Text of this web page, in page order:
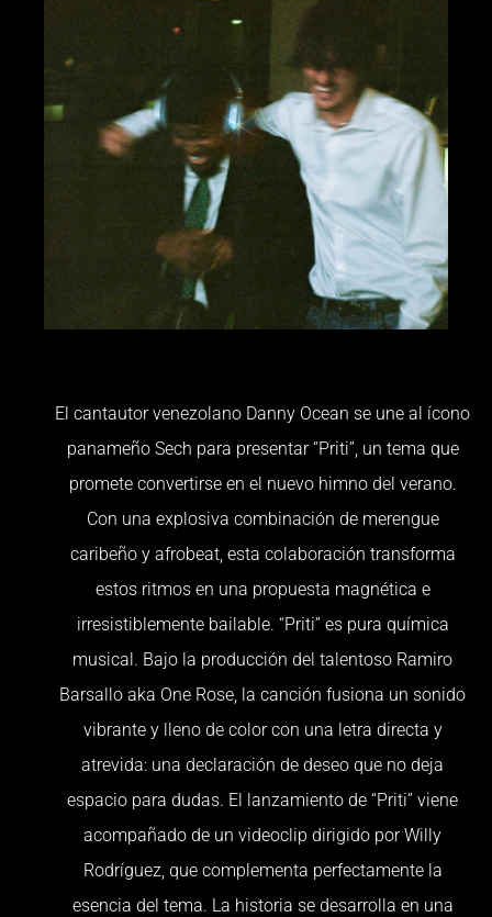
El cantautor venezolano Danny Ocean se une al ícono
panameño Sech para presentar “Priti”, un tema que
promete convertirse en el nuevo himno del verano.
Con una explosiva combinación de merengue
caribeño y afrobeat, esta colaboración transforma
estos ritmos en una propuesta magnética e
irresistiblemente bailable. “Priti” es pura química
musical. Bajo la producción del talentoso Ramiro
Barsallo aka One Rose, la canción fusiona un sonido
vibrante y lleno de color con una letra directa y
atrevida: una declaración de deseo que no deja
espacio para dudas. El lanzamiento de “Priti” viene
acompañado de un videoclip dirigido por Willy
Rodríguez, que complementa perfectamente la
esencia del tema. La historia se desarrolla en una